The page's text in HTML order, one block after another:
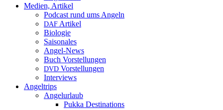
Medien, Artikel
Podcast rund ums Angeln
DAF Artikel
Biologie
Saisonales
Angel-News
Buch Vorstellungen
DVD Vorstellungen
Interviews
Angeltrips
Angelurlaub
Pukka Destinations